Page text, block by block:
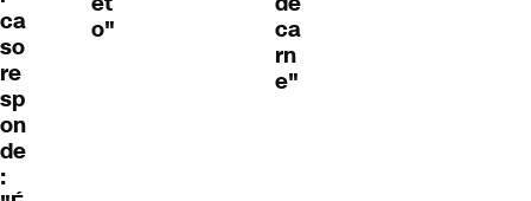
ca
so
re
sp
on
de
:
o"
ca
rn
e"